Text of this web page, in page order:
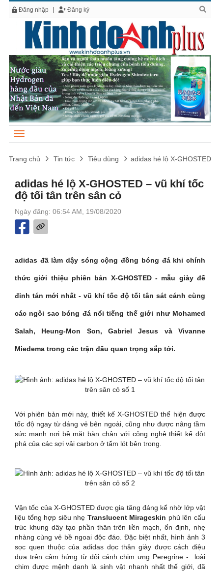
Đăng nhập Đăng ký
Trang chủ Tin tức Tiêu dùng adidas hé lộ X-GHOSTED
adidas hé lộ X-GHOSTED – vũ khí tốc
độ tối tân trên sân cỏ
Ngày đăng: 06:54 AM, 19/08/2020
adidas đã làm dậy sóng cộng đồng bóng đá khi chính
thức giới thiệu phiên bản X-GHOSTED - mẫu giày đế
đinh tán mới nhất - vũ khí tốc độ tối tân sát cánh cùng
các ngôi sao bóng đá nổi tiếng thế giới như Mohamed
Salah, Heung-Mon Son, Gabriel Jesus và Vivanne
Miedema trong các trận đấu quan trọng sắp tới.
Với phiên bản mới này, thiết kế X-GHOSTED thể hiện được
tốc độ ngay từ dáng vẻ bên ngoài, cũng như được nâng tầm
sức mạnh nơi bề mặt bàn chân với công nghệ thiết kế đột
phá của các sợi vải carbon ở tấm lót bên trong.
Vận tốc của X-GHOSTED được gia tăng đáng kể nhờ lớp vật
liệu tổng hợp siêu nhẹ Translucent Mirageskin phủ lên cấu
trúc khung dây tạo phần thân trên liền mạch, ổn định, nhẹ
nhàng cùng vẻ bề ngoai độc đáo. Đặc biệt nhất, hình ảnh 3
sọc quen thuộc của adidas dọc thân giày được cách điệu
dựa trên cảm hứng từ đôi cánh chim ưng Peregrine - loài
chim được mệnh danh là sinh vật nhanh nhất thế giới, đã